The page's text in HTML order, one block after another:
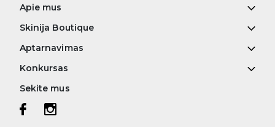
Apie mus
Skinija Boutique
Aptarnavimas
Konkursas
Sekite mus